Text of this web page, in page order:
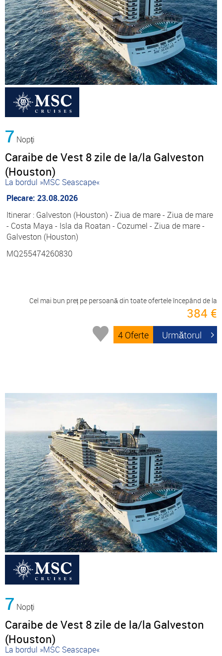
7 Nopți
Caraibe de Vest 8 zile de la/la Galveston
(Houston)
La bordul »MSC Seascape«
Plecare: 23.08.2026
Itinerar : Galveston (Houston) - Ziua de mare - Ziua de mare
- Costa Maya - Isla da Roatan - Cozumel - Ziua de mare -
Galveston (Houston)
MQ255474260830
Cel mai bun preț pe persoană din toate ofertele începând de la
384 €
4 Oferte Următorul
7 Nopți
Caraibe de Vest 8 zile de la/la Galveston
(Houston)
La bordul »MSC Seascape«